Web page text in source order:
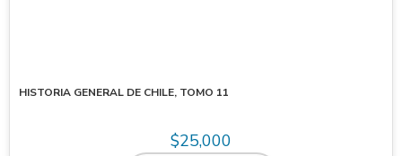
HISTORIA GENERAL DE CHILE, TOMO 11
$25,000